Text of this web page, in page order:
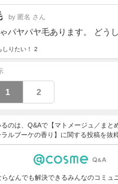
by 匿名 さん
パヤパヤ毛あります。 どう
しりたい！ 2
1 2
るのは、Q&Aで【マトメージュ／ま
ルブーケの香り】に関する投稿を抜
なんでも解決できるみんなのコミュ